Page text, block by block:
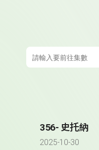
356- 史托納
2025-10-30